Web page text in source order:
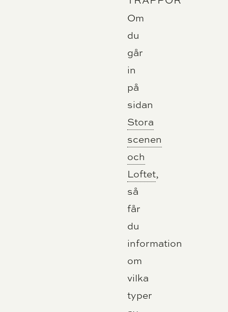
Om
du
går
in
på
sidan
Stora
scenen
och
Loftet,
så
får
du
information
om
vilka
typer